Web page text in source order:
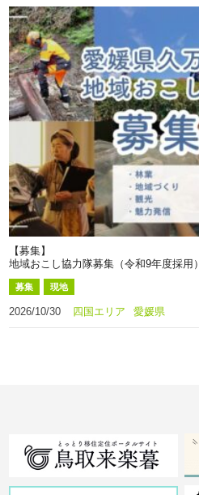
【募集】
地域おこし協力隊募集（令和9年度採用）
募集 現地
2026/10/30 四国エリア 愛媛県